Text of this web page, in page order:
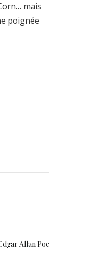
mais
poignée
Allan Poe